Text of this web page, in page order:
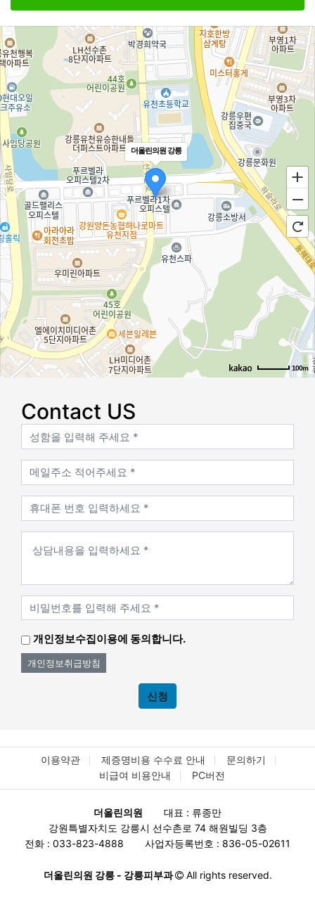
더올린의원 강릉
100m
Contact US
개인정보수집이용에 동의합니다.
개인정보취급방침
신청
이용약관 제증명비용 수수료 안내
문의하기
비급여 비용안내
PC버전
더올린의원
대표 : 류종만
강원특별자치도 강릉시 선수촌로 74 해원빌딩 3층
전화 : 033-823-4888
사업자등록번호 : 836-05-02611
더올린의원 강릉 - 강릉피부과 All rights reserved.